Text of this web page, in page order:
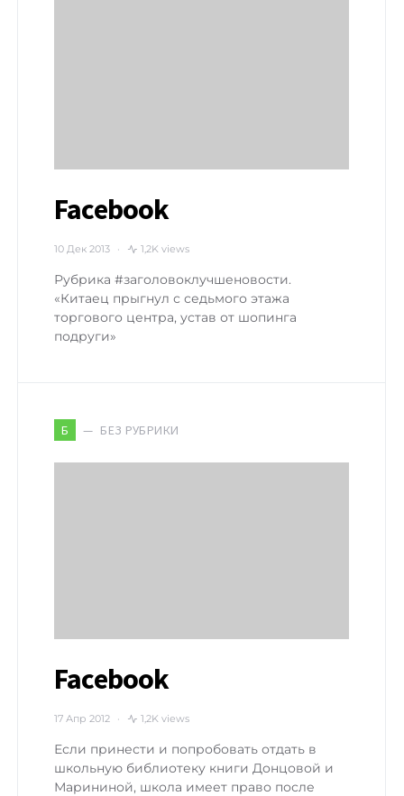
Facebook
10 Дек 2013 1,2K views
Рубрика #заголовоклучшеновости.
«Китаец прыгнул с седьмого этажа
торгового центра, устав от шопинга
подруги»
Б БЕЗ РУБРИКИ
Facebook
17 Апр 2012 1,2K views
Если принести и попробовать отдать в
школьную библиотеку книги Донцовой и
Марининой, школа имеет право после